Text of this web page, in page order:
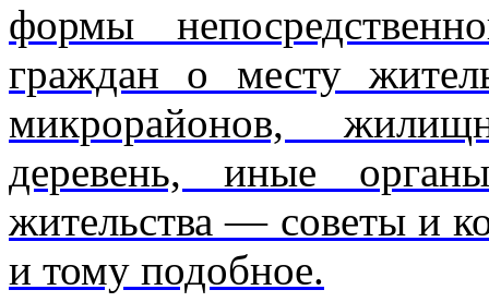
формы
граждан о месту
микрорайонов,
деревень, иные
жительства — советы и
и тому подобное.